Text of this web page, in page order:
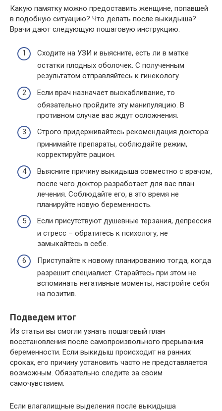
Какую памятку можно предоставить женщине, попавшей
в подобную ситуацию? Что делать после выкидыша?
Врачи дают следующую пошаговую инструкцию.
Сходите на УЗИ и выясните, есть ли в матке
остатки плодных оболочек. С полученным
результатом отправляйтесь к гинекологу.
Если врач назначает выскабливание, то
обязательно пройдите эту манипуляцию. В
противном случае вас ждут осложнения.
Строго придерживайтесь рекомендация доктора:
принимайте препараты, соблюдайте режим,
корректируйте рацион.
Выясните причину выкидыша совместно с врачом,
после чего доктор разработает для вас план
лечения. Соблюдайте его, в это время не
планируйте новую беременность.
Если присутствуют душевные терзания, депрессия
и стресс – обратитесь к психологу, не
замыкайтесь в себе.
Приступайте к новому планированию тогда, когда
разрешит специалист. Старайтесь при этом не
вспоминать негативные моменты, настройте себя
на позитив.
Подведем итог
Из статьи вы смогли узнать пошаговый план
восстановления после самопроизвольного прерывания
беременности. Если выкидыш происходит на ранних
сроках, его причину установить часто не представляется
возможным. Обязательно следите за своим
самочувствием.
Если влагалищные выделения после выкидыша